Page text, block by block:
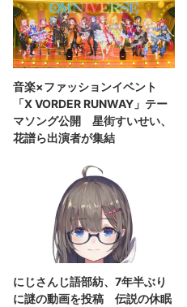
音楽×ファッションイベント
「X VORDER RUNWAY」テー
マソング公開 星街すいせい、
花譜ら出演者が集結
にじさんじ語部紡、7年半ぶり
に謎の動画を投稿 伝説の休眠